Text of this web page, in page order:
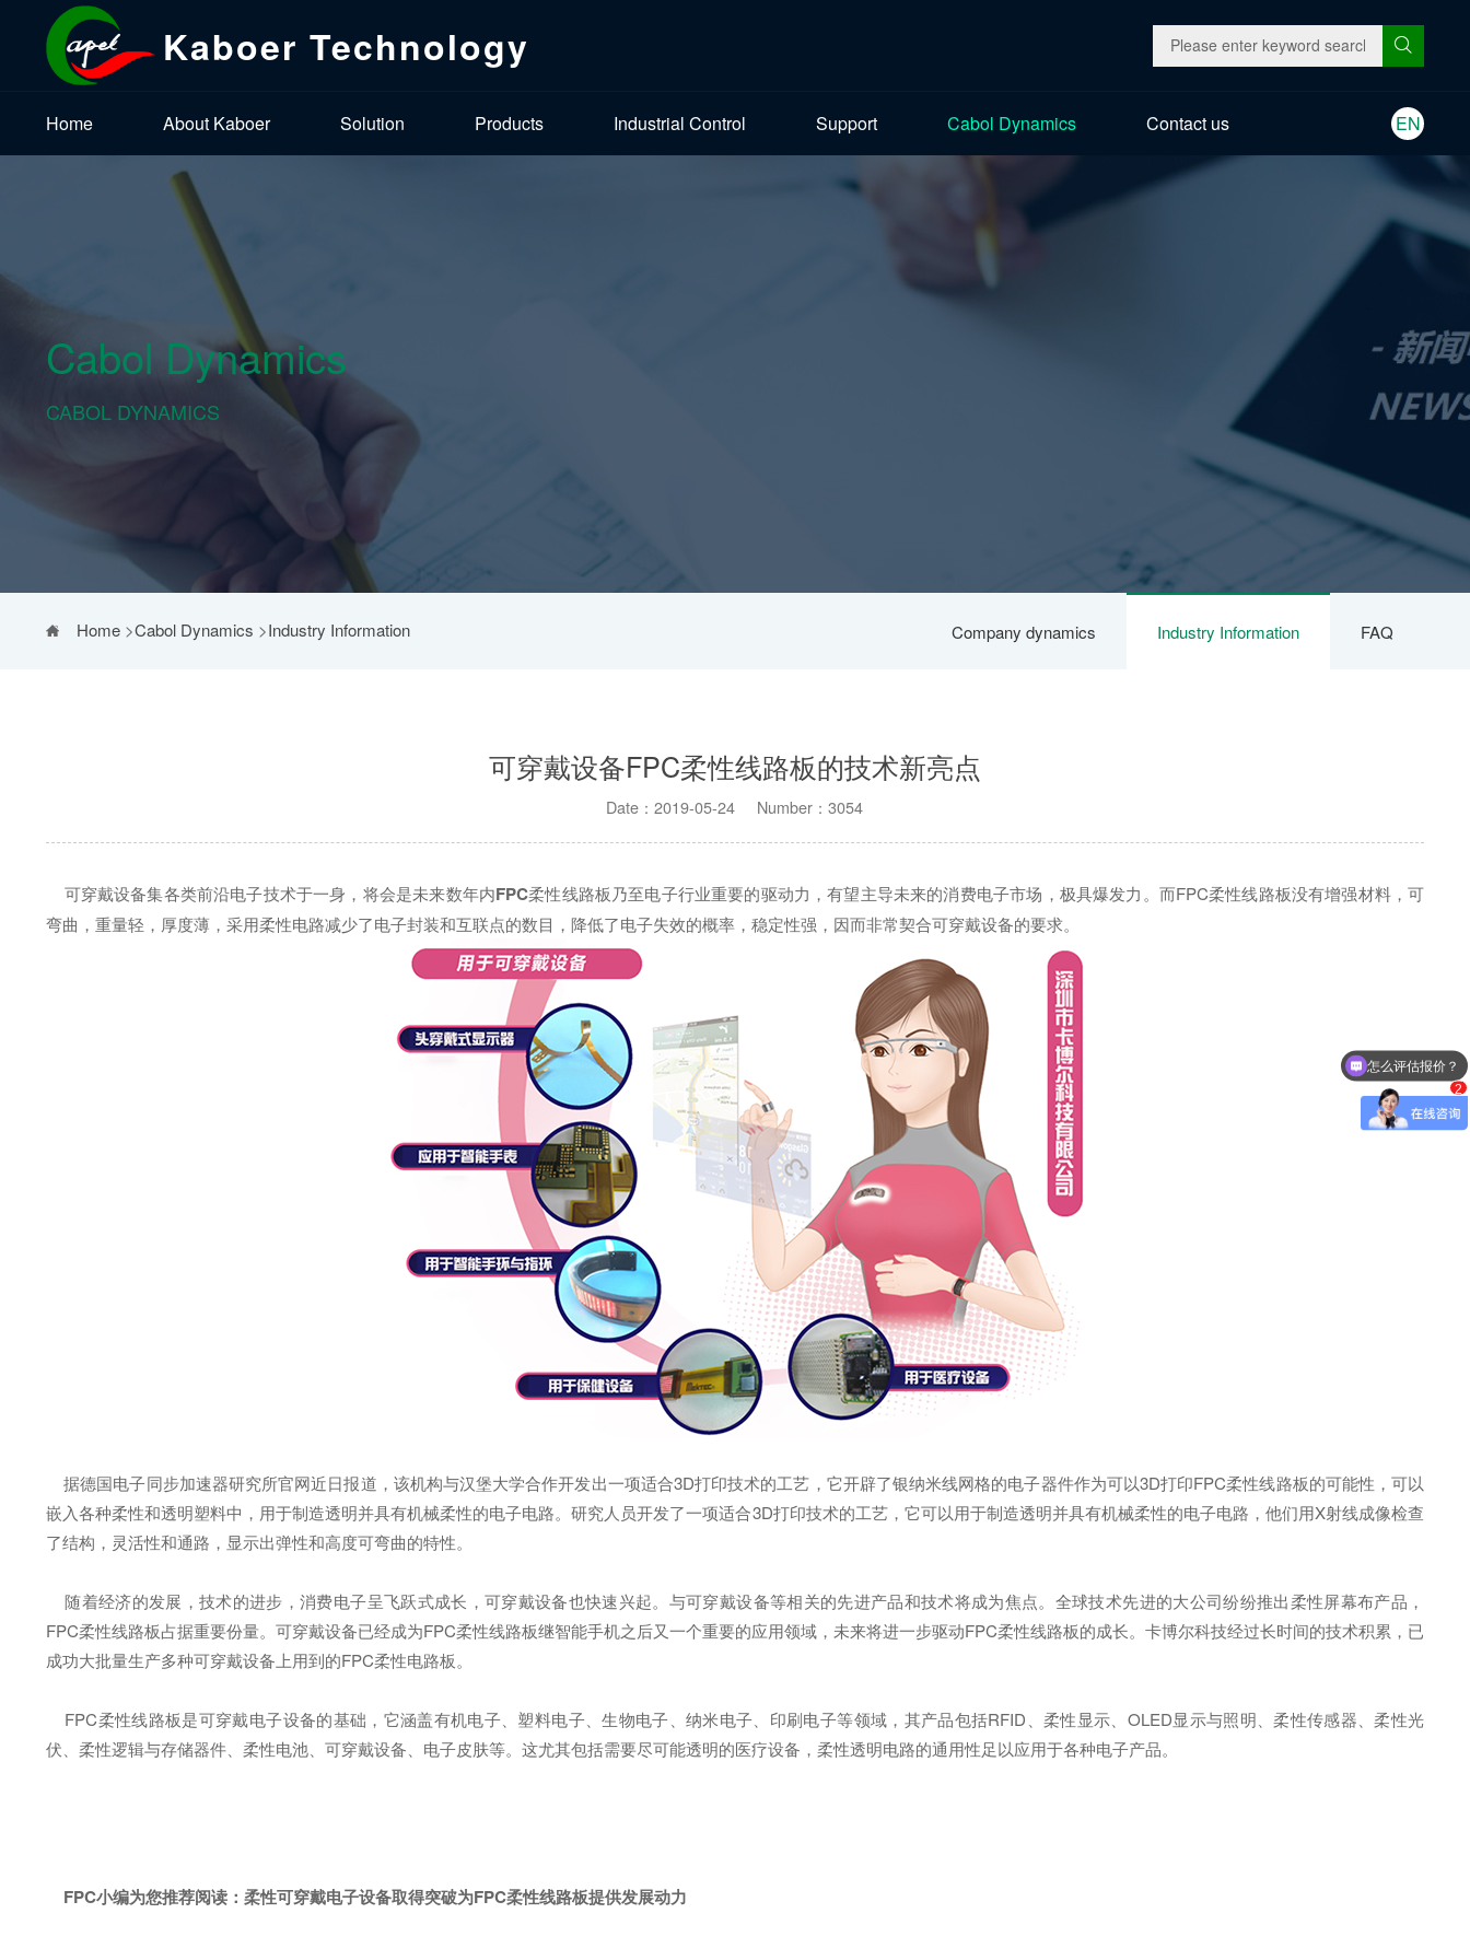
Kaboer Technology
Home About Kaboer Solution Products Industrial Control Support Cabol Dynamics Contact us EN
Cabol Dynamics
CABOL DYNAMICS
Company dynamics Industry Information FAQ
Home>Cabol Dynamics >Industry Information
可穿戴设备FPC柔性线路板的技术新亮点
Date：2019-05-24 Number：3054
可穿戴设备集各类前沿电子技术于一身，将会是未来数年内FPC柔性线路板乃至电子行业重要的驱动力，有望主导未来的消费电子市场，极具爆发力。而FPC柔性线路板没有增强材料，可
弯曲，重量轻，厚度薄，采用柔性电路减少了电子封装和互联点的数目，降低了电子失效的概率，稳定性强，因而非常契合可穿戴设备的要求。
据德国电子同步加速器研究所官网近日报道，该机构与汉堡大学合作开发出一项适合3D打印技术的工艺，它开辟了银纳米线网格的电子器件作为可以3D打印FPC柔性线路板的可能性，可以
嵌入各种柔性和透明塑料中，用于制造透明并具有机械柔性的电子电路。研究人员开发了一项适合3D打印技术的工艺，它可以用于制造透明并具有机械柔性的电子电路，他们用X射线成像检查
了结构，灵活性和通路，显示出弹性和高度可弯曲的特性。
随着经济的发展，技术的进步，消费电子呈飞跃式成长，可穿戴设备也快速兴起。与可穿戴设备等相关的先进产品和技术将成为焦点。全球技术先进的大公司纷纷推出柔性屏幕布产品，
FPC柔性线路板占据重要份量。可穿戴设备已经成为FPC柔性线路板继智能手机之后又一个重要的应用领域，未来将进一步驱动FPC柔性线路板的成长。卡博尔科技经过长时间的技术积累，已
成功大批量生产多种可穿戴设备上用到的FPC柔性电路板。
FPC柔性线路板是可穿戴电子设备的基础，它涵盖有机电子、塑料电子、生物电子、纳米电子、印刷电子等领域，其产品包括RFID、柔性显示、OLED显示与照明、柔性传感器、柔性光
伏、柔性逻辑与存储器件、柔性电池、可穿戴设备、电子皮肤等。这尤其包括需要尽可能透明的医疗设备，柔性透明电路的通用性足以应用于各种电子产品。
FPC小编为您推荐阅读： 柔性可穿戴电子设备取得突破为FPC柔性线路板提供发展动力
2
可以做fpc和软硬结合板吗